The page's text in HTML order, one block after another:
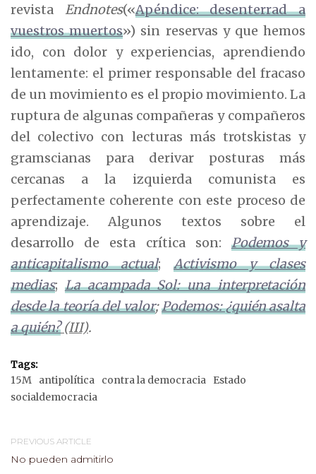
revista Endnotes(«Apéndice: desenterrad a
vuestros muertos») sin reservas y que hemos
ido, con dolor y experiencias, aprendiendo
lentamente: el primer responsable del fracaso
de un movimiento es el propio movimiento. La
ruptura de algunas compañeras y compañeros
del colectivo con lecturas más trotskistas y
gramscianas para derivar posturas más
cercanas a la izquierda comunista es
perfectamente coherente con este proceso de
aprendizaje. Algunos textos sobre el
desarrollo de esta crítica son: Podemos y
anticapitalismo actual; Activismo y clases
medias; La acampada Sol: una interpretación
desde la teoría del valor;Podemos: ¿quién asalta
a quién? (III).
Tags:
15M
antipolítica contra la democracia
Estado
socialdemocracia
PREVIOUS ARTICLE
No pueden admitirlo